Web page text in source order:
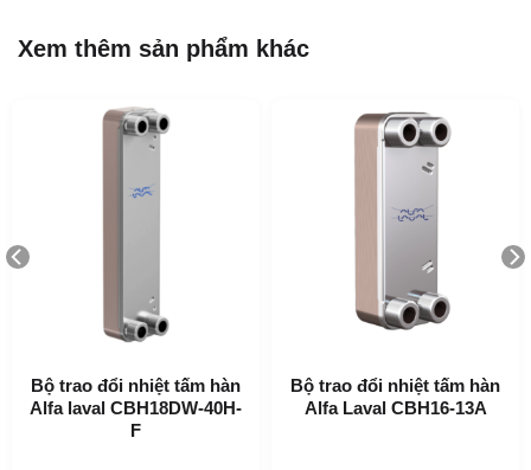
Thiết bị trao đổi nhiệt tấm hàn Alfa Laval CB110-20H cung
cấp hiệu suất truyền nhiệt tốt với kích thước nhỏ gọn.
Xem thêm sản phẩm khác
Bộ trao đổi nhiệt tấm hàn
Alfa laval CBH18DW-40H-
F
Bộ trao đổi nhiệt tấm hàn
Alfa Laval CBH16-13A